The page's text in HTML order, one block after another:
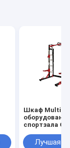
Шкаф Multi
спортзала
низкий с
Лучшая